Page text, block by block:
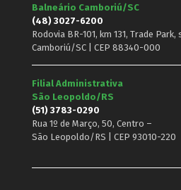
Balneário Camboriú/SC
(48) 3027-6200
Rodovia BR-101, km 131, Trade
Camboriú/SC | CEP 88340-000
Filial Administrativa
São Leopoldo/RS
(51) 3783-0290
Rua 1º de Março, 50, Centro –
São Leopoldo/RS | CEP 93010-220